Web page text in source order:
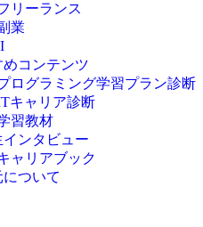
JavaScript
Swift
Ruby
その他言語
リーランス
業
めコンテンツ
ログラミング学習プラン診断
キャリア診断
習教材
インタビュー
ャリアブック
ついて